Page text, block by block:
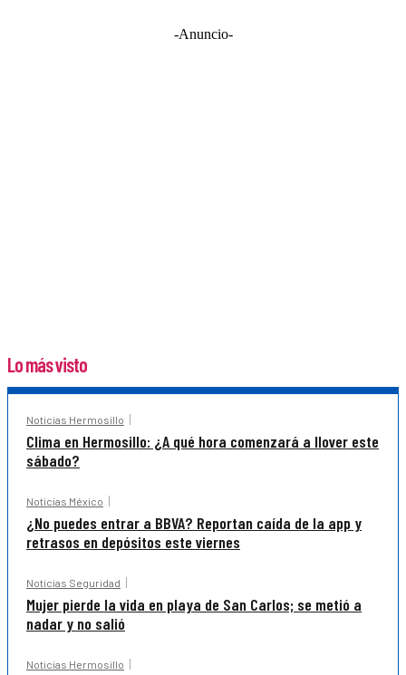
-Anuncio-
Lo más visto
Noticias Hermosillo
Clima en Hermosillo: ¿A qué hora comenzará a llover este
sábado?
Noticias México
¿No puedes entrar a BBVA? Reportan caída de la app y
retrasos en depósitos este viernes
Noticias Seguridad
Mujer pierde la vida en playa de San Carlos; se metió a
nadar y no salió
Noticias Hermosillo